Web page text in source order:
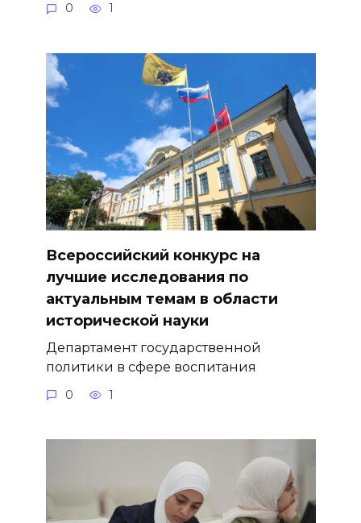
0 1
Всероссийский конкурс на
лучшие исследования по
актуальным темам в области
исторической науки
Департамент государственной
политики в сфере воспитания
0 1